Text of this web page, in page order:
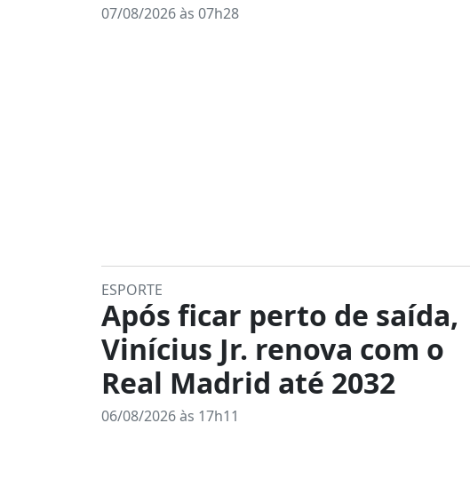
07/08/2026 às 07h28
ESPORTE
Após ficar perto de saída,
Vinícius Jr. renova com o
Real Madrid até 2032
06/08/2026 às 17h11